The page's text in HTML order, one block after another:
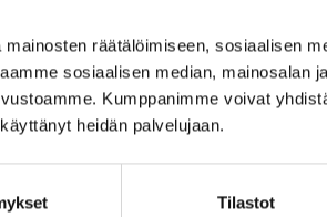
räätälöimiseen, sosiaalisen
sosiaalisen median, mainosalan
Kumppanimme voivat
heidän palvelujaan.
Tilastot
In stock